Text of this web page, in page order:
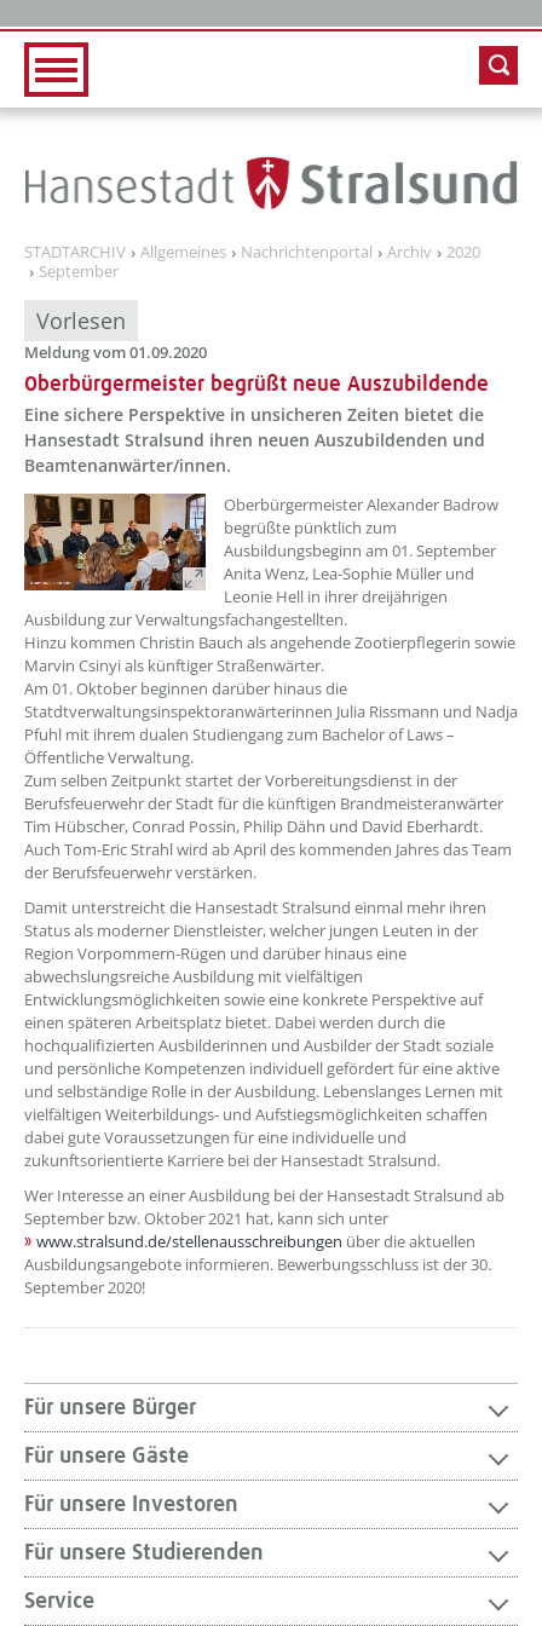
STADTARCHIV Allgemeines Nachrichtenportal Archiv
2020
September
Vorlesen
Meldung vom 01.09.2020
Oberbürgermeister begrüßt neue Auszubildende
Eine sichere Perspektive in unsicheren Zeiten bietet die
Hansestadt Stralsund ihren neuen Auszubildenden und
Beamtenanwärter/innen.
Oberbürgermeister Alexander Badrow
begrüßte pünktlich zum
Ausbildungsbeginn am 01. September
Anita Wenz, Lea-Sophie Müller und
Leonie Hell in ihrer dreijährigen
Ausbildung zur Verwaltungsfachangestellten.
Hinzu kommen Christin Bauch als angehende Zootierpflegerin sowie
Marvin Csinyi als künftiger Straßenwärter.
Am 01. Oktober beginnen darüber hinaus die
Statdtverwaltungsinspektoranwärterinnen Julia Rissmann und Nadja
Pfuhl mit ihrem dualen Studiengang zum Bachelor of Laws –
Öffentliche Verwaltung.
Zum selben Zeitpunkt startet der Vorbereitungsdienst in der
Berufsfeuerwehr der Stadt für die künftigen Brandmeisteranwärter
Tim Hübscher, Conrad Possin, Philip Dähn und David Eberhardt.
Auch Tom-Eric Strahl wird ab April des kommenden Jahres das Team
der Berufsfeuerwehr verstärken.
Damit unterstreicht die Hansestadt Stralsund einmal mehr ihren
Status als moderner Dienstleister, welcher jungen Leuten in der
Region Vorpommern-Rügen und darüber hinaus eine
abwechslungsreiche Ausbildung mit vielfältigen
Entwicklungsmöglichkeiten sowie eine konkrete Perspektive auf
einen späteren Arbeitsplatz bietet. Dabei werden durch die
hochqualifizierten Ausbilderinnen und Ausbilder der Stadt soziale
und persönliche Kompetenzen individuell gefördert für eine aktive
und selbständige Rolle in der Ausbildung. Lebenslanges Lernen mit
vielfältigen Weiterbildungs- und Aufstiegsmöglichkeiten schaffen
dabei gute Voraussetzungen für eine individuelle und
zukunftsorientierte Karriere bei der Hansestadt Stralsund.
Wer Interesse an einer Ausbildung bei der Hansestadt Stralsund ab
September bzw. Oktober 2021 hat, kann sich unter
www.stralsund.de/stellenausschreibungen über die aktuellen
Ausbildungsangebote informieren. Bewerbungsschluss ist der 30.
September 2020!
Für unsere Bürger
Für unsere Gäste
Für unsere Investoren
Für unsere Studierenden
Service